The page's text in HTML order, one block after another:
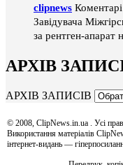
clipnews
Завідувача
за рентген-апарат
АРХІВ
АРХІВ ЗАПИСІВ
© 2008, ClipNews.in.ua . Усі
Використання матеріалів
інтернет-видань —